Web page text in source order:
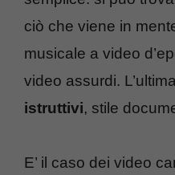
ciò che viene in
musicale a video
video assurdi.
istruttivi, stile
E’ il caso dei video